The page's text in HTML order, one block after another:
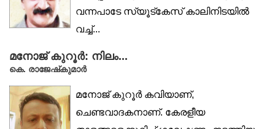
വന്നപാടേ സ്യൂട്‌കേസ് കാലിനിടയിൽ
വച്ച്...
മനോജ് കുറൂർ: നിലം...
കെ. രാജേഷ്‌കുമാർ
മനോജ് കുറൂർ കവിയാണ്,
ചെണ്ടവാദകനാണ്. കേരളീയ